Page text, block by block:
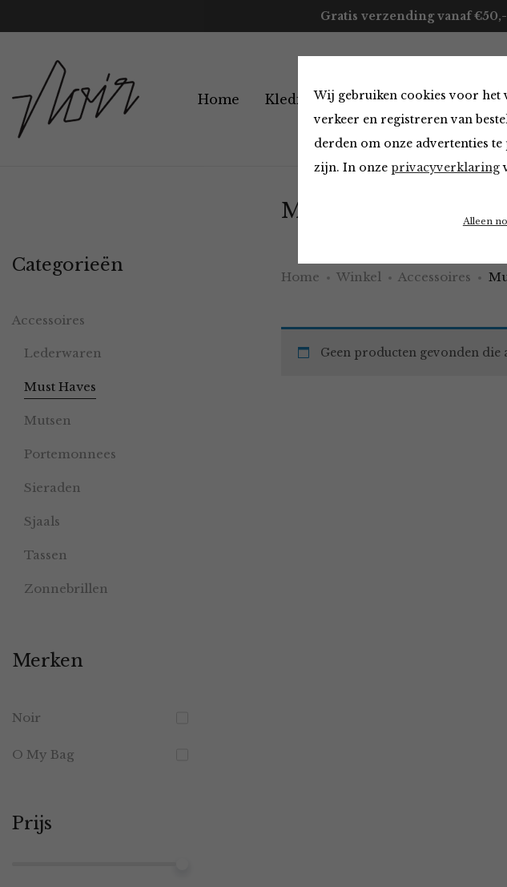
Wij gebruiken cookies voor het
verkeer en registreren van
derden om onze advertenties
zijn. In onze privacyverklaring
Alleen
Gratis verzending vanaf
Home Kleding Accessoires Merken
Must Haves
Home Winkel Accessoires
Geen producten gevonden
Categorieën
Accessoires
Lederwaren
Must Haves
Mutsen
Portemonnees
Sieraden
Sjaals
Tassen
Zonnebrillen
Merken
Noir
O My Bag
Prijs